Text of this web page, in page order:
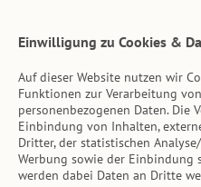
Inhalt
Tierarzt-Suche
Hinweise
Einwilligung zu Cookies &
Auf dieser Website nutzen wir
Funktionen zur Verarbeitung
personenbezogenen Daten. Die
Einbindung von Inhalten,
Dritter, der statistischen
Werbung sowie der Einbindung
werden dabei Daten an Dritte